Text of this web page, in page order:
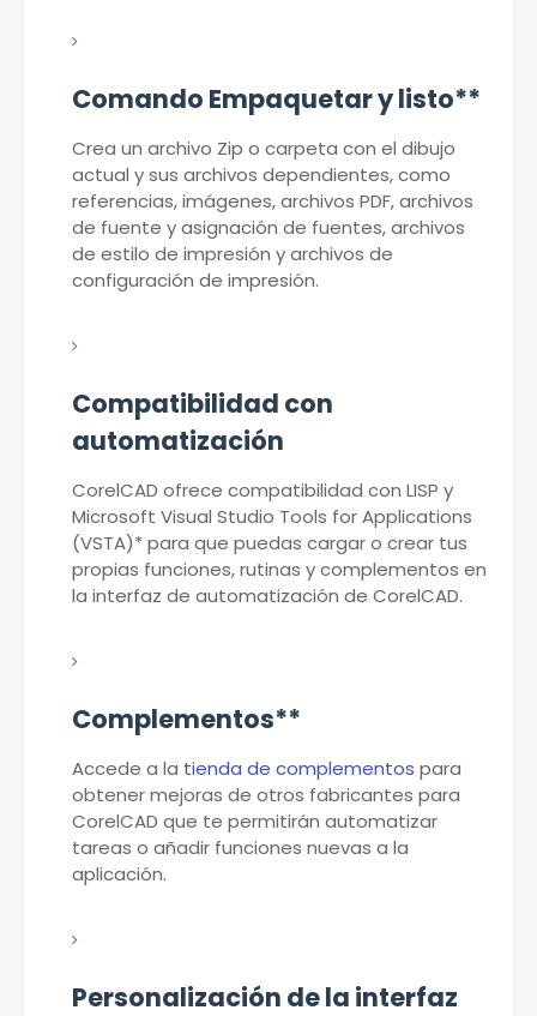
Comando Empaquetar y listo**
Crea un archivo Zip o carpeta con el dibujo
actual y sus archivos dependientes, como
referencias, imágenes, archivos PDF, archivos
de fuente y asignación de fuentes, archivos
de estilo de impresión y archivos de
configuración de impresión.
Compatibilidad con
automatización
CorelCAD ofrece compatibilidad con LISP y
Microsoft Visual Studio Tools for Applications
(VSTA)* para que puedas cargar o crear tus
propias funciones, rutinas y complementos en
la interfaz de automatización de CorelCAD.
Complementos**
Accede a la tienda de complementos para
obtener mejoras de otros fabricantes para
CorelCAD que te permitirán automatizar
tareas o añadir funciones nuevas a la
aplicación.
Personalización de la interfaz